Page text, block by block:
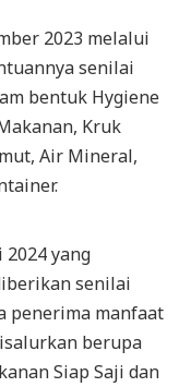
2023 melalui
senilai
bentuk Hygiene
Kruk
Air Mineral,
2024 yang
senilai
penerima manfaat
berupa
Siap Saji dan